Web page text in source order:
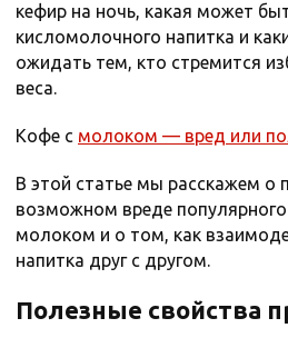
кефир на ночь, какая может
кисломолочного напитка и
ожидать тем, кто стремится
веса.
Кофе с молоком — вред или
В этой статье мы расскажем о
возможном вреде
молоком и о том, как
напитка друг с другом.
Полезные свойства